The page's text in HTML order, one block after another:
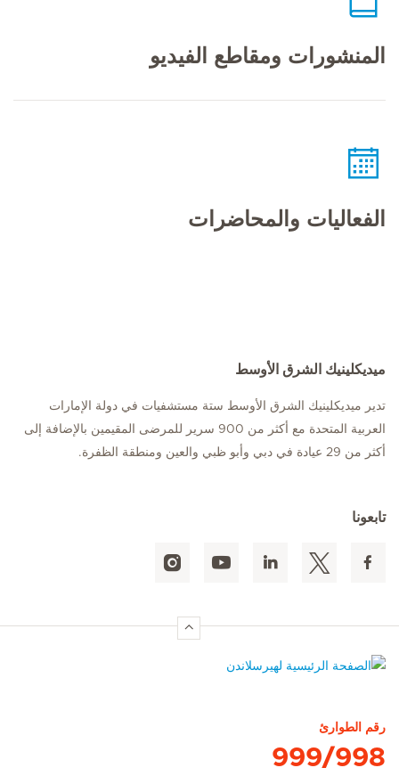
المنشورات ومقاطع الفيديو
الفعاليات والمحاضرات
ميديكلينيك الشرق الأوسط
تدير ميديكلينيك الشرق الأوسط ستة مستشفيات في دولة الإمارات
العربية المتحدة مع أكثر من 900 سرير للمرضى المقيمين بالإضافة إلى
أكثر من 29 عيادة في دبي وأبو ظبي والعين ومنطقة الظفرة.
تابعونا
رقم الطوارئ
999/998